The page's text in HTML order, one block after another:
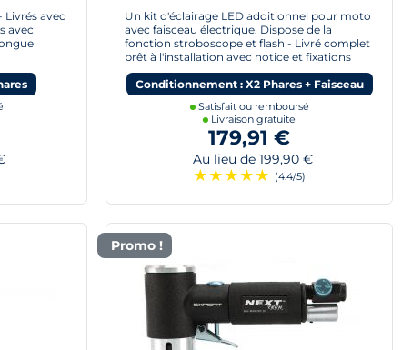
Livrés avec
avec
Un kit d'éclairage LED additionnel pour moto
avec faisceau électrique. Dispose de la
fonction stroboscope et flash - Livré complet
prêt à l'installation avec notice et fixations
Conditionnement : X2 Phares + Faisceau
Satisfait ou remboursé
Livraison gratuite
179,91 €
Au lieu de 199,90 €
★ ★ ★ ★ ★ (4.4/5)
Promo !